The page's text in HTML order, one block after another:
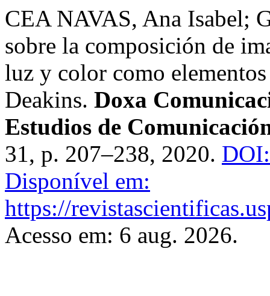
CEA NAVAS, Ana Isabel;
sobre la composición de
luz y color como
Deakins. Doxa
Estudios de
31, p. 207–238, 2020.
Disponível em:
https://
Acesso em: 6 aug. 2026.